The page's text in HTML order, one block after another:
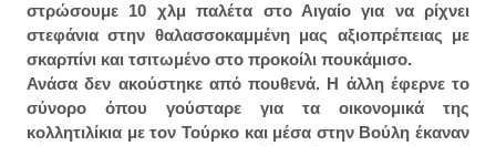
στρώσουμε 10 χλμ παλέτα στο Αιγαίο για να ρίχνει
στεφάνια στην θαλασσοκαμμένη μας αξιοπρέπειας με
σκαρπίνι και τσιτωμένο στο προκοίλι πουκάμισο.
Ανάσα δεν ακούστηκε από πουθενά. Η άλλη έφερνε το
σύνορο όπου γούσταρε για τα οικονομικά της
κολλητιλίκια με τον Τούρκο και μέσα στην Βούλη έκαναν